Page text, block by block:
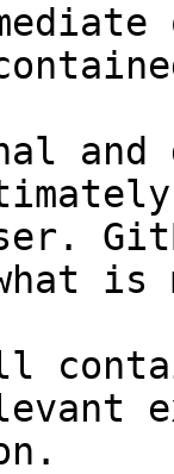
and
what